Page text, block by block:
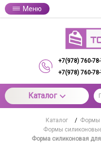
Меню
+7(978) 760-
+7(978) 760-
Каталог
Каталог / Формы
Формы
Форма силиконовая